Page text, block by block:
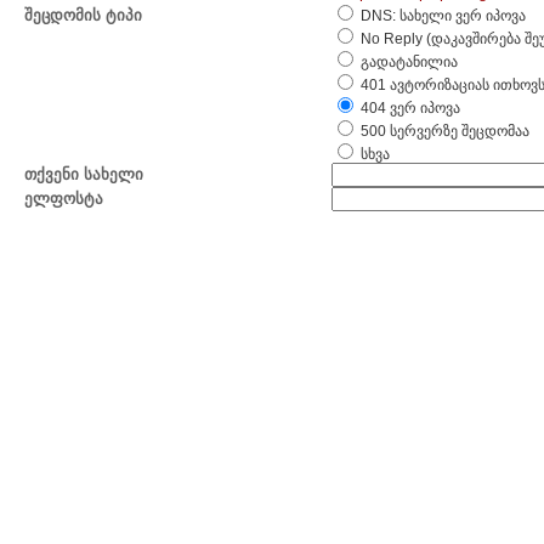
შეცდომის ტიპი
DNS: სახელი ვერ იპოვა
No Reply (დაკავშირება
გადატანილია
401 ავტორიზაციას ითხოვს
404 ვერ იპოვა
500 სერვერზე შეცდომაა
სხვა
თქვენი სახელი
ელფოსტა